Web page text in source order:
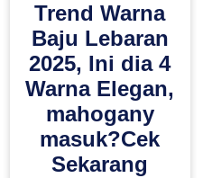
Trend Warna
Baju Lebaran
2025, Ini dia 4
Warna Elegan,
mahogany
masuk?Cek
Sekarang